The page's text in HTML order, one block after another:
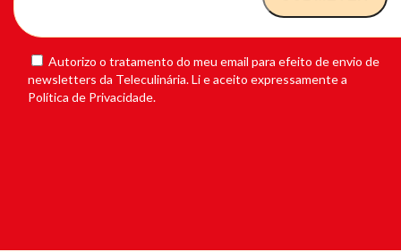
Autorizo o tratamento do meu email para efeito de envio de
newsletters da Teleculinária. Li e aceito expressamente a
Política de Privacidade.